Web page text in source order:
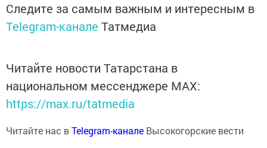
Следите за самым важным и интересным в
Telegram-канале Татмедиа
Читайте новости Татарстана в
национальном мессенджере MАХ:
https://max.ru/tatmedia
Читайте нас вTelegram-канале Высокогорские вести